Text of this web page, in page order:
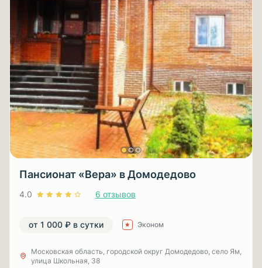
Пансионат «Вера» в Домодедово
4.0 6 отзывов
от 1 000 ₽ в сутки Эконом
Московская область, городской округ Домодедово, село Ям,
улица Школьная, 38